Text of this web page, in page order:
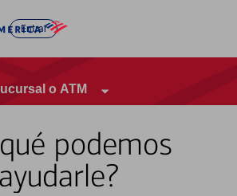
Entrar
o ATM
podemos
ayudarle?